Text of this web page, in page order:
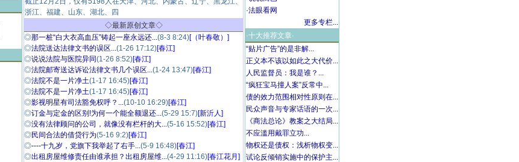
浙江、福建、山东、湖北、四
◇最新原创文章◇
◎那一桩“白大衣高血压”铸起一座永远还...(8-3 8:24)[（叶春敬）]
◎法院送达法律文书的误区...(1-26 17:12)[春江]
◎说说法院与医院异同(1-26 8:52)[春江]
◎法院邮寄送达诉讼法律文书几个误区...(1-24 13:47)[春江]
◎法院不是一片净土(1-17 16:45)[春江]
◎法院不是一片净土(1-17 16:45)[春江]
◎影视明星有司法豁免权呼？...(10-10 16:29)[春江]
◎订金与定金的区别!为何一个能全额退还...(5-29 15:7)[新沂人]
◎没有法律顾问的公司，就像没有栏杆的大...(5-16 15:52)[春江]
◎民间合法的借贷行为(5-16 9:2)[春江]
◎----十九岁，党旗下我举起了右手...(5-9 16:48)[春江]
◎出租房屋维修责任由谁承担？出租房屋维...(4-29 11:16)[春江花月]
·法眼看网
更多专栏...
·十大推荐文章·
“贴片广告”的是非解...
正义本不该以如此之大代价...
人民监督员：我是谁？...
“疯狂宝马撞人案”反常中...
债的效力范围相对性原则在...
民众声音与专家话语的一次...
《商法总论》教案之大结局...
不应滥用戴罪立功...
物权还是债权：浅析物权变...
试论反倾销实施中的保护主...